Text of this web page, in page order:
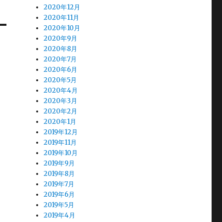
2020年12月
2020年11月
2020年10月
2020年9月
2020年8月
2020年7月
2020年6月
2020年5月
2020年4月
2020年3月
2020年2月
2020年1月
2019年12月
2019年11月
2019年10月
2019年9月
2019年8月
2019年7月
2019年6月
2019年5月
2019年4月